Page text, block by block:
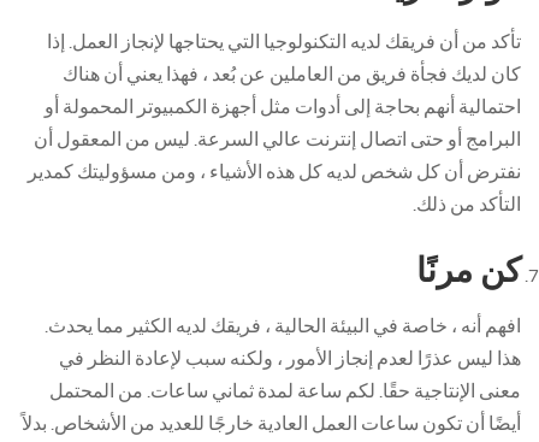
تأكد من أن فريقك لديه التكنولوجيا التي يحتاجها لإنجاز العمل. إذا
كان لديك فجأة فريق من العاملين عن بُعد ، فهذا يعني أن هناك
احتمالية أنهم بحاجة إلى أدوات مثل أجهزة الكمبيوتر المحمولة أو
البرامج أو حتى اتصال إنترنت عالي السرعة. ليس من المعقول أن
نفترض أن كل شخص لديه كل هذه الأشياء ، ومن مسؤوليتك كمدير
التأكد من ذلك.
كن مرنًا
افهم أنه ، خاصة في البيئة الحالية ، فريقك لديه الكثير مما يحدث.
هذا ليس عذرًا لعدم إنجاز الأمور ، ولكنه سبب لإعادة النظر في
معنى الإنتاجية حقًا. لكم ساعة لمدة ثماني ساعات. من المحتمل
أيضًا أن تكون ساعات العمل العادية خارجًا للعديد من الأشخاص. بدلاً